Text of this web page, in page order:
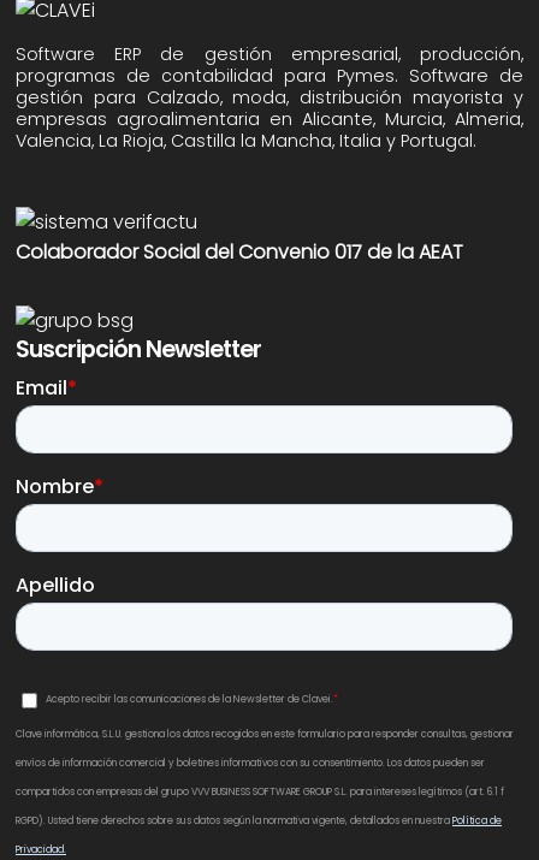
Software ERP de gestión empresarial, producción,
programas de contabilidad para Pymes. Software de
gestión para Calzado, moda, distribución mayorista y
empresas agroalimentaria en Alicante, Murcia, Almeria,
Valencia, La Rioja, Castilla la Mancha, Italia y Portugal.
Colaborador Social del Convenio 017 de la AEAT
Suscripción Newsletter